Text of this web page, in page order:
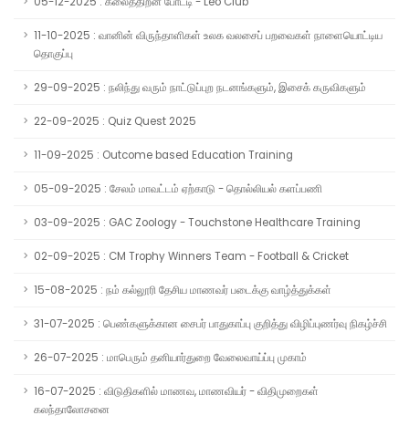
11-10-2025 : வானின் விருந்தாளிகள் உலக வலசைப் பறவைகள் நாளையொட்டிய
தொகுப்பு
29-09-2025 : நலிந்து வரும் நாட்டுப்புற நடனங்களும், இசைக் கருவிகளும்
22-09-2025 : Quiz Quest 2025
11-09-2025 : Outcome based Education Training
05-09-2025 : சேலம் மாவட்டம் ஏற்காடு - தொல்லியல் களப்பணி
03-09-2025 : GAC Zoology - Touchstone Healthcare Training
02-09-2025 : CM Trophy Winners Team - Football & Cricket
15-08-2025 : நம் கல்லூரி தேசிய மாணவர் படைக்கு வாழ்த்துக்கள்
31-07-2025 : பெண்களுக்கான சைபர் பாதுகாப்பு குறித்து விழிப்புணர்வு நிகழ்ச்சி
26-07-2025 : மாபெரும் தனியார்துறை வேலைவாய்ப்பு முகாம்
16-07-2025 : விடுதிகளில் மாணவ, மாணவியர் - விதிமுறைகள்
கலந்தாலோசனை